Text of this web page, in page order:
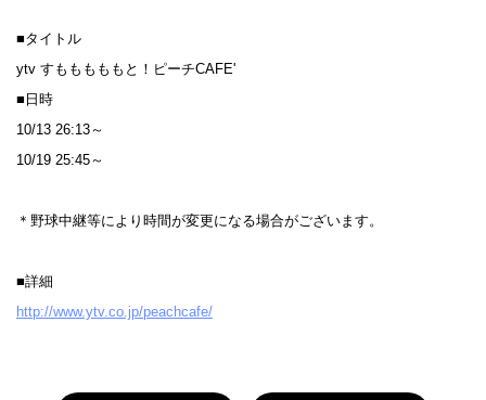
■タイトル
ytv すもももももと！ピーチCAFE'
■日時
10/13 26:13～
10/19 25:45～
＊野球中継等により時間が変更になる場合がございます。
■詳細
http://www.ytv.co.jp/peachcafe/